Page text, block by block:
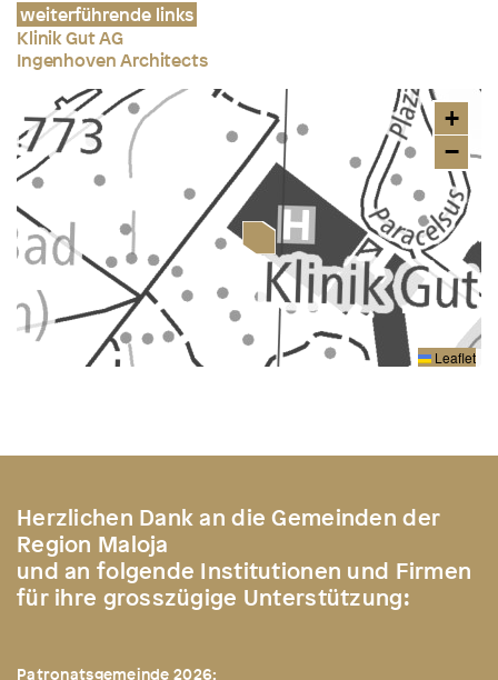
weiterführende links
Klinik Gut AG
Ingenhoven Architects
+
−
Leaflet
Herzlichen Dank an die Gemeinden der
Region Maloja
und an folgende Institutionen und Firmen
für ihre grosszügige Unterstützung:
Patronatsgemeinde 2026: